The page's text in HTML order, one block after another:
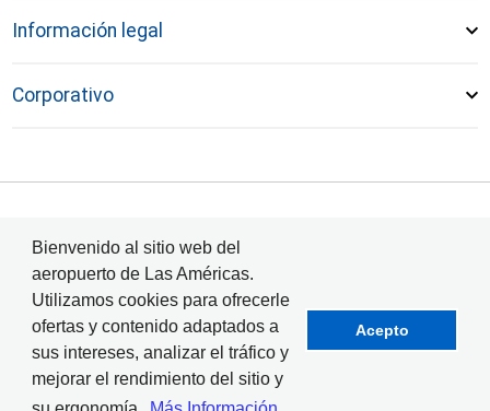
Información legal
Corporativo
Bienvenido al sitio web del
aeropuerto de Las Américas.
Utilizamos cookies para ofrecerle
ofertas y contenido adaptados a
sus intereses, analizar el tráfico y
mejorar el rendimiento del sitio y
Acepto